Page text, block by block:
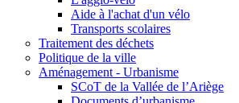
Aide à l'achat d'un vélo
Transports scolaires
Traitement des déchets
Politique de la ville
Aménagement - Urbanisme
SCoT de la Vallée de l’Ariège